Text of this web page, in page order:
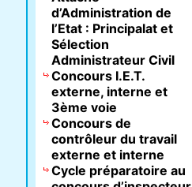
d’Administration de
l’Etat : Principalat et
Sélection
Administrateur Civil
Concours I.E.T.
externe, interne et
3ème voie
Concours de
contrôleur du travail
externe et interne
Cycle préparatoire au